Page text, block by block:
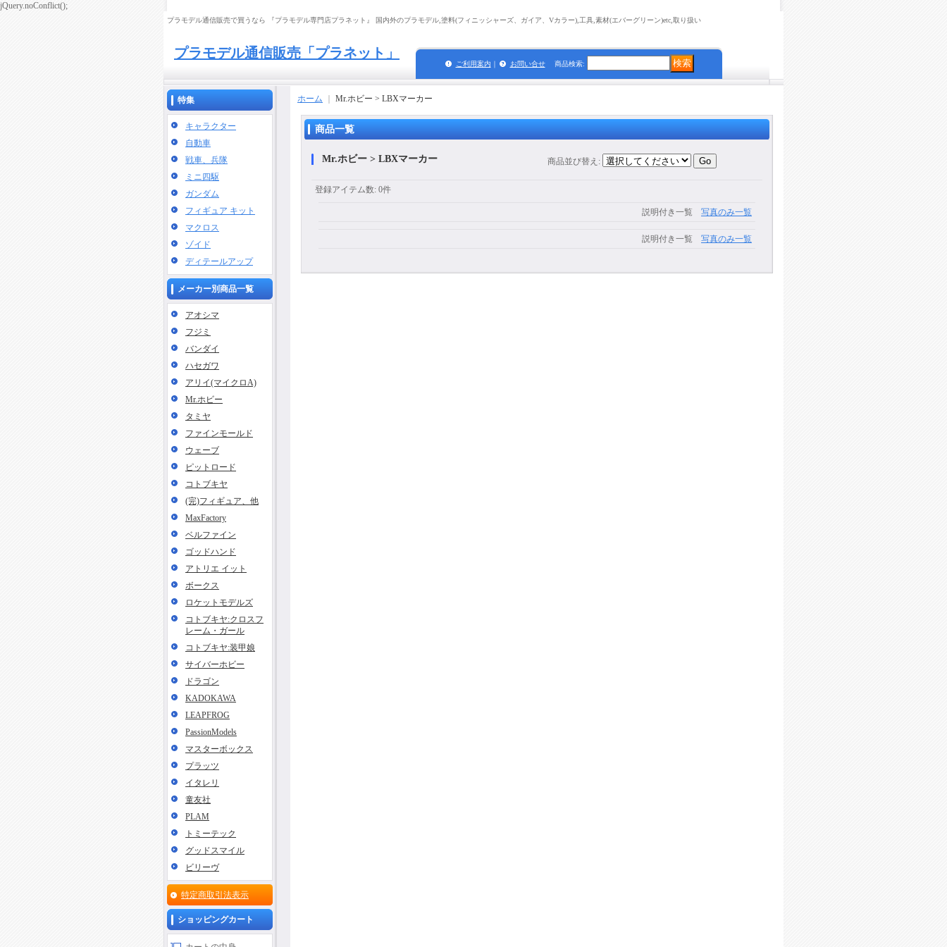
jQuery.noConflict();
プラモデル通信販売で買うなら 『プラモデル専門店プラネット』 国内外のプラモデル,塗料(フィニッシャーズ、ガイア、Vカラー),工具,素材(エバーグリーン)etc,取り扱い
プラモデル通信販売「プラネット」
ご利用案内 ｜ お問い合せ 商品検索:
特集
キャラクター
自動車
戦車、兵隊
ミニ四駆
ガンダム
フィギュア キット
マクロス
ゾイド
ディテールアップ
メーカー別商品一覧
アオシマ
フジミ
バンダイ
ハセガワ
アリイ(マイクロA)
Mr.ホビー
タミヤ
ファインモールド
ウェーブ
ピットロード
コトブキヤ
(完)フィギュア、他
MaxFactory
ベルファイン
ゴッドハンド
アトリエ イット
ボークス
ロケットモデルズ
コトブキヤ:クロスフ
レーム・ガール
コトブキヤ:装甲娘
サイバーホビー
ドラゴン
KADOKAWA
LEAPFROG
PassionModels
マスターボックス
プラッツ
イタレリ
童友社
PLAM
トミーテック
グッドスマイル
ビリーヴ
特定商取引法表示
ショッピングカート
ホーム Mr.ホビー > LBXマーカー
商品一覧
Mr.ホビー > LBXマーカー 商品並び替え :
登録アイテム数: 0件
説明付き一覧 写真のみ一覧
説明付き一覧 写真のみ一覧